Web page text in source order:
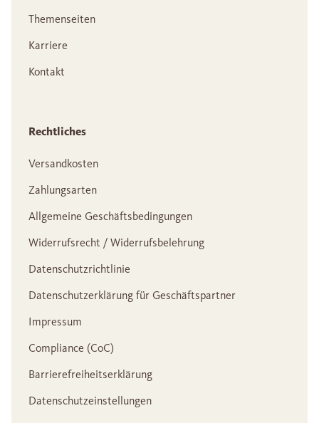
Themenseiten
Karriere
Kontakt
Rechtliches
Versandkosten
Zahlungsarten
Allgemeine Geschäftsbedingungen
Widerrufsrecht / Widerrufsbelehrung
Datenschutzrichtlinie
Datenschutzerklärung für Geschäftspartner
Impressum
Compliance (CoC)
Barrierefreiheitserklärung
Datenschutzeinstellungen